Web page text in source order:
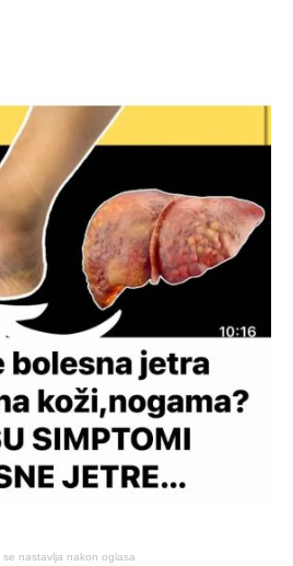
se nastavlja nakon oglasa